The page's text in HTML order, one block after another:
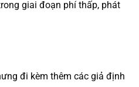
giai đoạn phí thấp, phát
đi kèm thêm các giả định